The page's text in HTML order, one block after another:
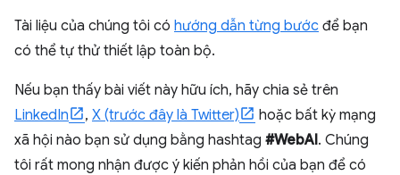
Tài liệu của chúng tôi có hướng dẫn từng bước để bạn
có thể tự thử thiết lập toàn bộ.
Nếu bạn thấy bài viết này hữu ích, hãy chia sẻ trên
LinkedIn
, X (trước đây là Twitter)
hoặc bất kỳ mạng
xã hội nào bạn sử dụng bằng hashtag #WebAI. Chúng
tôi rất mong nhận được ý kiến phản hồi của bạn để có